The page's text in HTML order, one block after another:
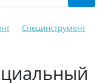
Специнструмент